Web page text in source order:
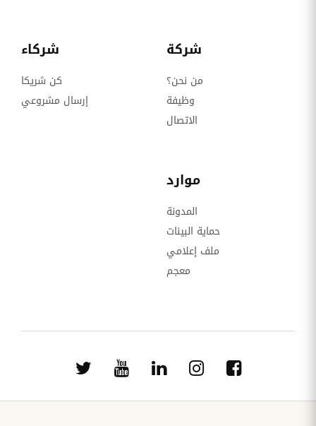
شركة
من نحن؟
وظيفة
الاتصال
شركاء
كن شريكا
إرسال مشروعي
موارد
المدونة
حماية البينات
ملف إعلامي
معجم